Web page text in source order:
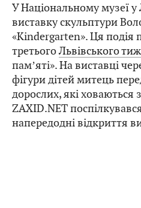
У Національному музеї у
виставку скульптури
«Kindergarten». Ця подія
третьогоЛьвівського
памʼяті». На виставці
фігури дітей митець
дорослих, які ховаються
ZAXID.NET
напередодні відкриття